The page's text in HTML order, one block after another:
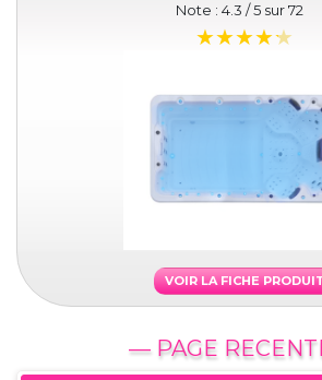
Note : 4.3 / 5 sur72
VOIR LA FICHE
— PAGE